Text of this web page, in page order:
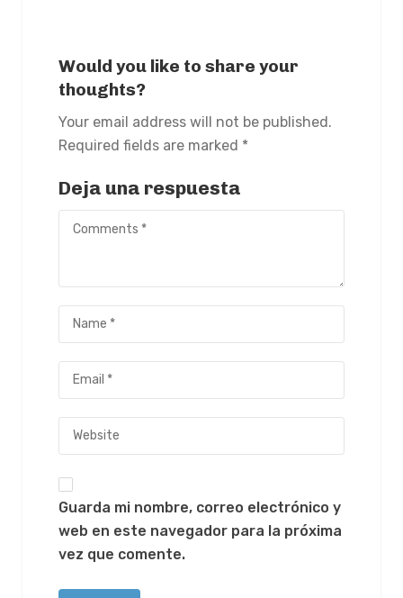
Would you like to share your
thoughts?
Your email address will not be published.
Required fields are marked *
Deja una respuesta
Guarda mi nombre, correo electrónico y
web en este navegador para la próxima
vez que comente.